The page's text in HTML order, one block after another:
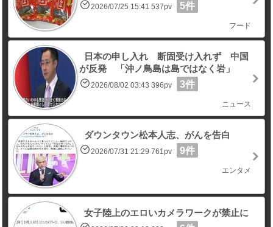
2026/07/25 15:41 537pv 5件
フード
日本の申し入れ 断固受け入れず 中国
が反発 「沖ノ鳥島は島ではなく岩」
2026/08/02 03:43 396pv 3件
ニュース
ダウンタウン松本人志、がんを告白
2026/07/31 21:29 761pv 9件
エンタメ
女子陸上のエロいカメラワークが禁止に